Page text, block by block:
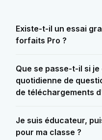
Existe-t-il un essai
forfaits Pro ?
Que se passe-t-il si
quotidienne de
de téléchargements
Je suis éducateur,
pour ma classe ?